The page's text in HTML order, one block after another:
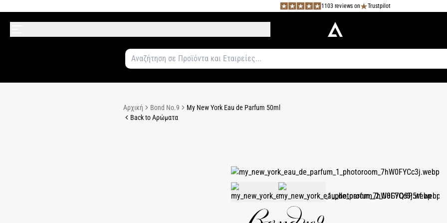
1103 reviews on Trustpilot
Αρχική Bond No.9
My New York Eau de Parfum 50ml
Back to Αρώματα